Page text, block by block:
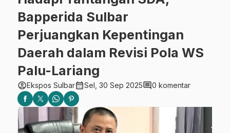
Bapperida Sulbar
Perjuangkan Kepentingan
Daerah dalam Revisi Pola WS
Palu-Lariang
account_circleEkspos Sulbarcalendar_monthSel, 30 Sep 2025comment0 komentar